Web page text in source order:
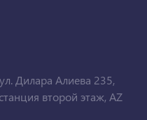
Дилара Алиева 235,
второй этаж, AZ